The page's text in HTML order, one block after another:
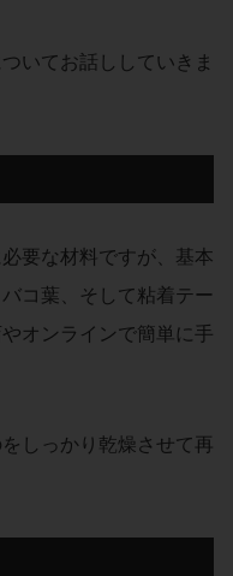
いてお話ししていきま
要な材料ですが、基本
コ葉、そして粘着テー
オンラインで簡単に手
しっかり乾燥させて再